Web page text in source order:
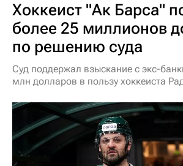
Хоккеист "Ак Барса"
более 25 миллионов
по решению суда
Суд поддержал взыскание с экс-
млн долларов в пользу хоккеиста